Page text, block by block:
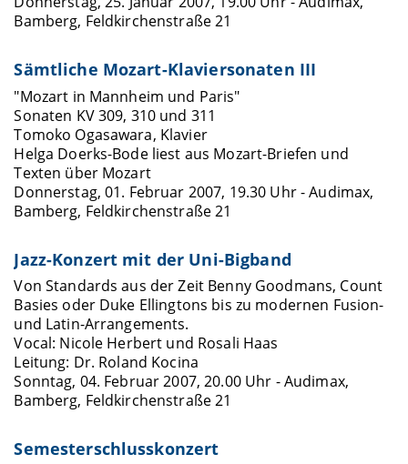
Bamberg, Feldkirchenstraße 21
Sämtliche Mozart-Klaviersonaten III
"Mozart in Mannheim und Paris"
Sonaten KV 309, 310 und 311
Tomoko Ogasawara, Klavier
Helga Doerks-Bode liest aus Mozart-Briefen und
Texten über Mozart
Donnerstag, 01. Februar 2007, 19.30 Uhr - Audimax,
Bamberg, Feldkirchenstraße 21
Jazz-Konzert mit der Uni-Bigband
Von Standards aus der Zeit Benny Goodmans, Count
Basies oder Duke Ellingtons bis zu modernen Fusion-
und Latin-Arrangements.
Vocal: Nicole Herbert und Rosali Haas
Leitung: Dr. Roland Kocina
Sonntag, 04. Februar 2007, 20.00 Uhr - Audimax,
Bamberg, Feldkirchenstraße 21
Semesterschlusskonzert